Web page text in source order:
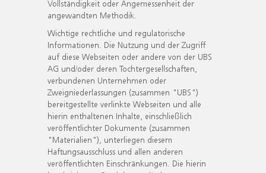
Vollständigkeit oder Angemessenheit der
angewandten Methodik.
Wichtige rechtliche und regulatorische
Informationen. Die Nutzung und der Zugriff
auf diese Webseiten oder andere von der UBS
AG und/oder deren Tochtergesellschaften,
verbundenen Unternehmen oder
Zweigniederlassungen (zusammen "UBS")
bereitgestellte verlinkte Webseiten und alle
hierin enthaltenen Inhalte, einschließlich
veröffentlichter Dokumente (zusammen
"Materialien"), unterliegen diesem
Haftungsausschluss und allen anderen
veröffentlichten Einschränkungen. Die hierin